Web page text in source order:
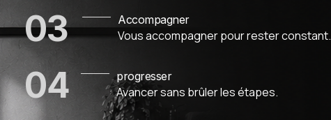
03 Accompagner
Vous accompagner pour rester constant.
04 progresser
Avancer sans brûler les étapes.